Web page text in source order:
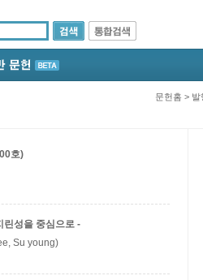
문헌홈 > 발
호)
린성을 중심으로 -
Su young)